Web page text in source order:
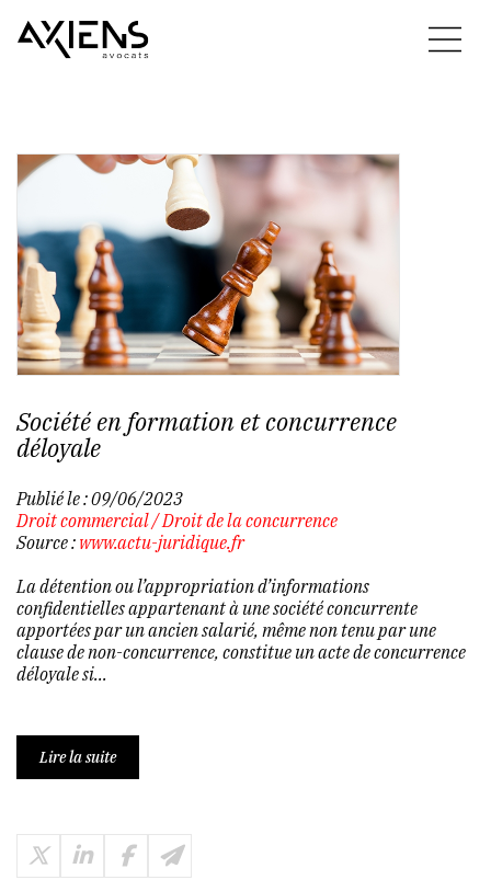
Société en formation et concurrence
déloyale
Publié le :09/06/2023
Droit commercial/Droit de la concurrence
Source : www.actu-juridique.fr
La détention ou l’appropriation d’informations
confidentielles appartenant à une société concurrente
apportées par un ancien salarié, même non tenu par une
clause de non-concurrence, constitue un acte de concurrence
déloyale si...
Lire la suite